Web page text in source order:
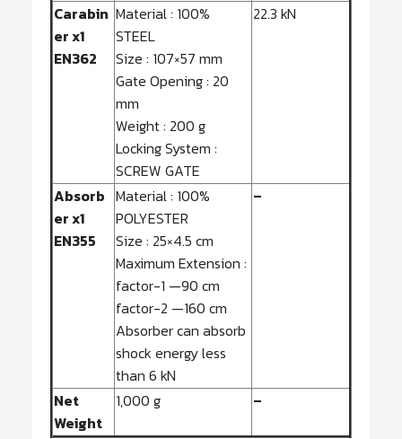
Carabin
er x1
EN362
Material : 100%
STEEL
Size : 107×57 mm
Gate Opening : 20
mm
Weight : 200 g
Locking System :
SCREW GATE
22.3 kN
Absorb
er x1
EN355
Material : 100%
POLYESTER
Size : 25×4.5 cm
Maximum Extension :
factor-1 —90 cm
factor-2 —160 cm
Absorber can absorb
shock energy less
than 6 kN
–
Net
Weight
1,000 g –